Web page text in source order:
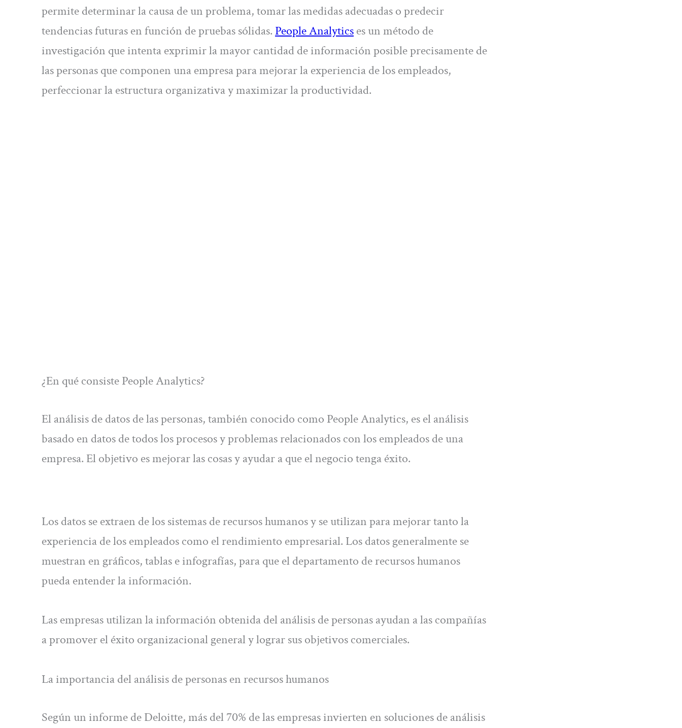
permite determinar la causa de un problema, tomar las medidas adecuadas o predecir
tendencias futuras en función de pruebas sólidas. People Analyticses un método de
investigación que intenta exprimir la mayor cantidad de información posible precisamente de
las personas que componen una empresa para mejorar la experiencia de los empleados,
perfeccionar la estructura organizativa y maximizar la productividad.
¿En qué consiste People Analytics?
El análisis de datos de las personas, también conocido como People Analytics, es el análisis
basado en datos de todos los procesos y problemas relacionados con los empleados de una
empresa. El objetivo es mejorar las cosas y ayudar a que el negocio tenga éxito.
Los datos se extraen de los sistemas de recursos humanos y se utilizan para mejorar tanto la
experiencia de los empleados como el rendimiento empresarial. Los datos generalmente se
muestran en gráficos, tablas e infografías, para que el departamento de recursos humanos
pueda entender la información.
Las empresas utilizan la información obtenida del análisis de personas ayudan a las compañías
a promover el éxito organizacional general y lograr sus objetivos comerciales.
La importancia del análisis de personas en recursos humanos
Según un informe de Deloitte, más del 70% de las empresas invierten en soluciones de análisis